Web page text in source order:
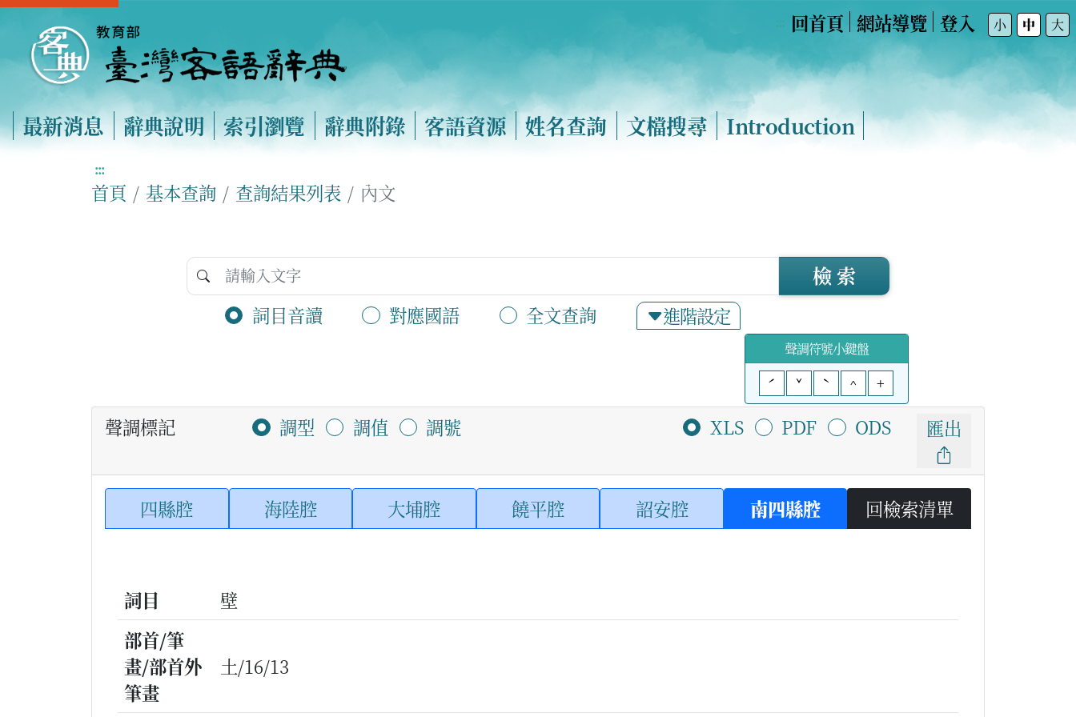
回首頁 網站導覽 登入 小 中 大
最新消息 辭典說明 索引瀏覽 辭典附錄 客語資源 姓名查詢 文檔搜尋 Introduction
:::
首頁 基本查詢 查詢結果列表 內文
詞目音讀 對應國語 全文查詢 進階設定
檢 索
聲調符號小鍵盤
ˊ
ˇ ˋ ^ +
聲調標記 調型 調值 調號 XLS PDF ODS 匯出
四縣腔 海陸腔 大埔腔 饒平腔 詔安腔 南四縣腔 回檢索清單
詞目
壁
部首/筆
畫/部首外
筆畫
土/16/13